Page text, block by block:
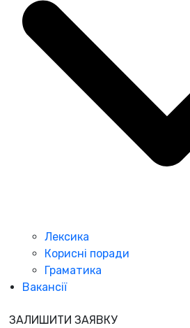
Лексика
Корисні поради
Граматика
Вакансії
ЗАЛИШИТИ ЗАЯВКУ